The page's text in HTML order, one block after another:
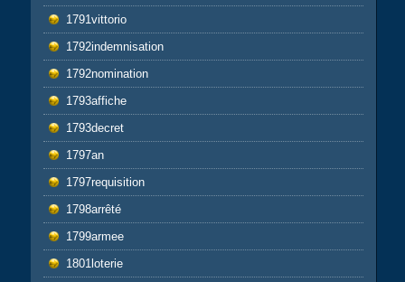
1791vittorio
1792indemnisation
1792nomination
1793affiche
1793decret
1797an
1797requisition
1798arrêté
1799armee
1801loterie